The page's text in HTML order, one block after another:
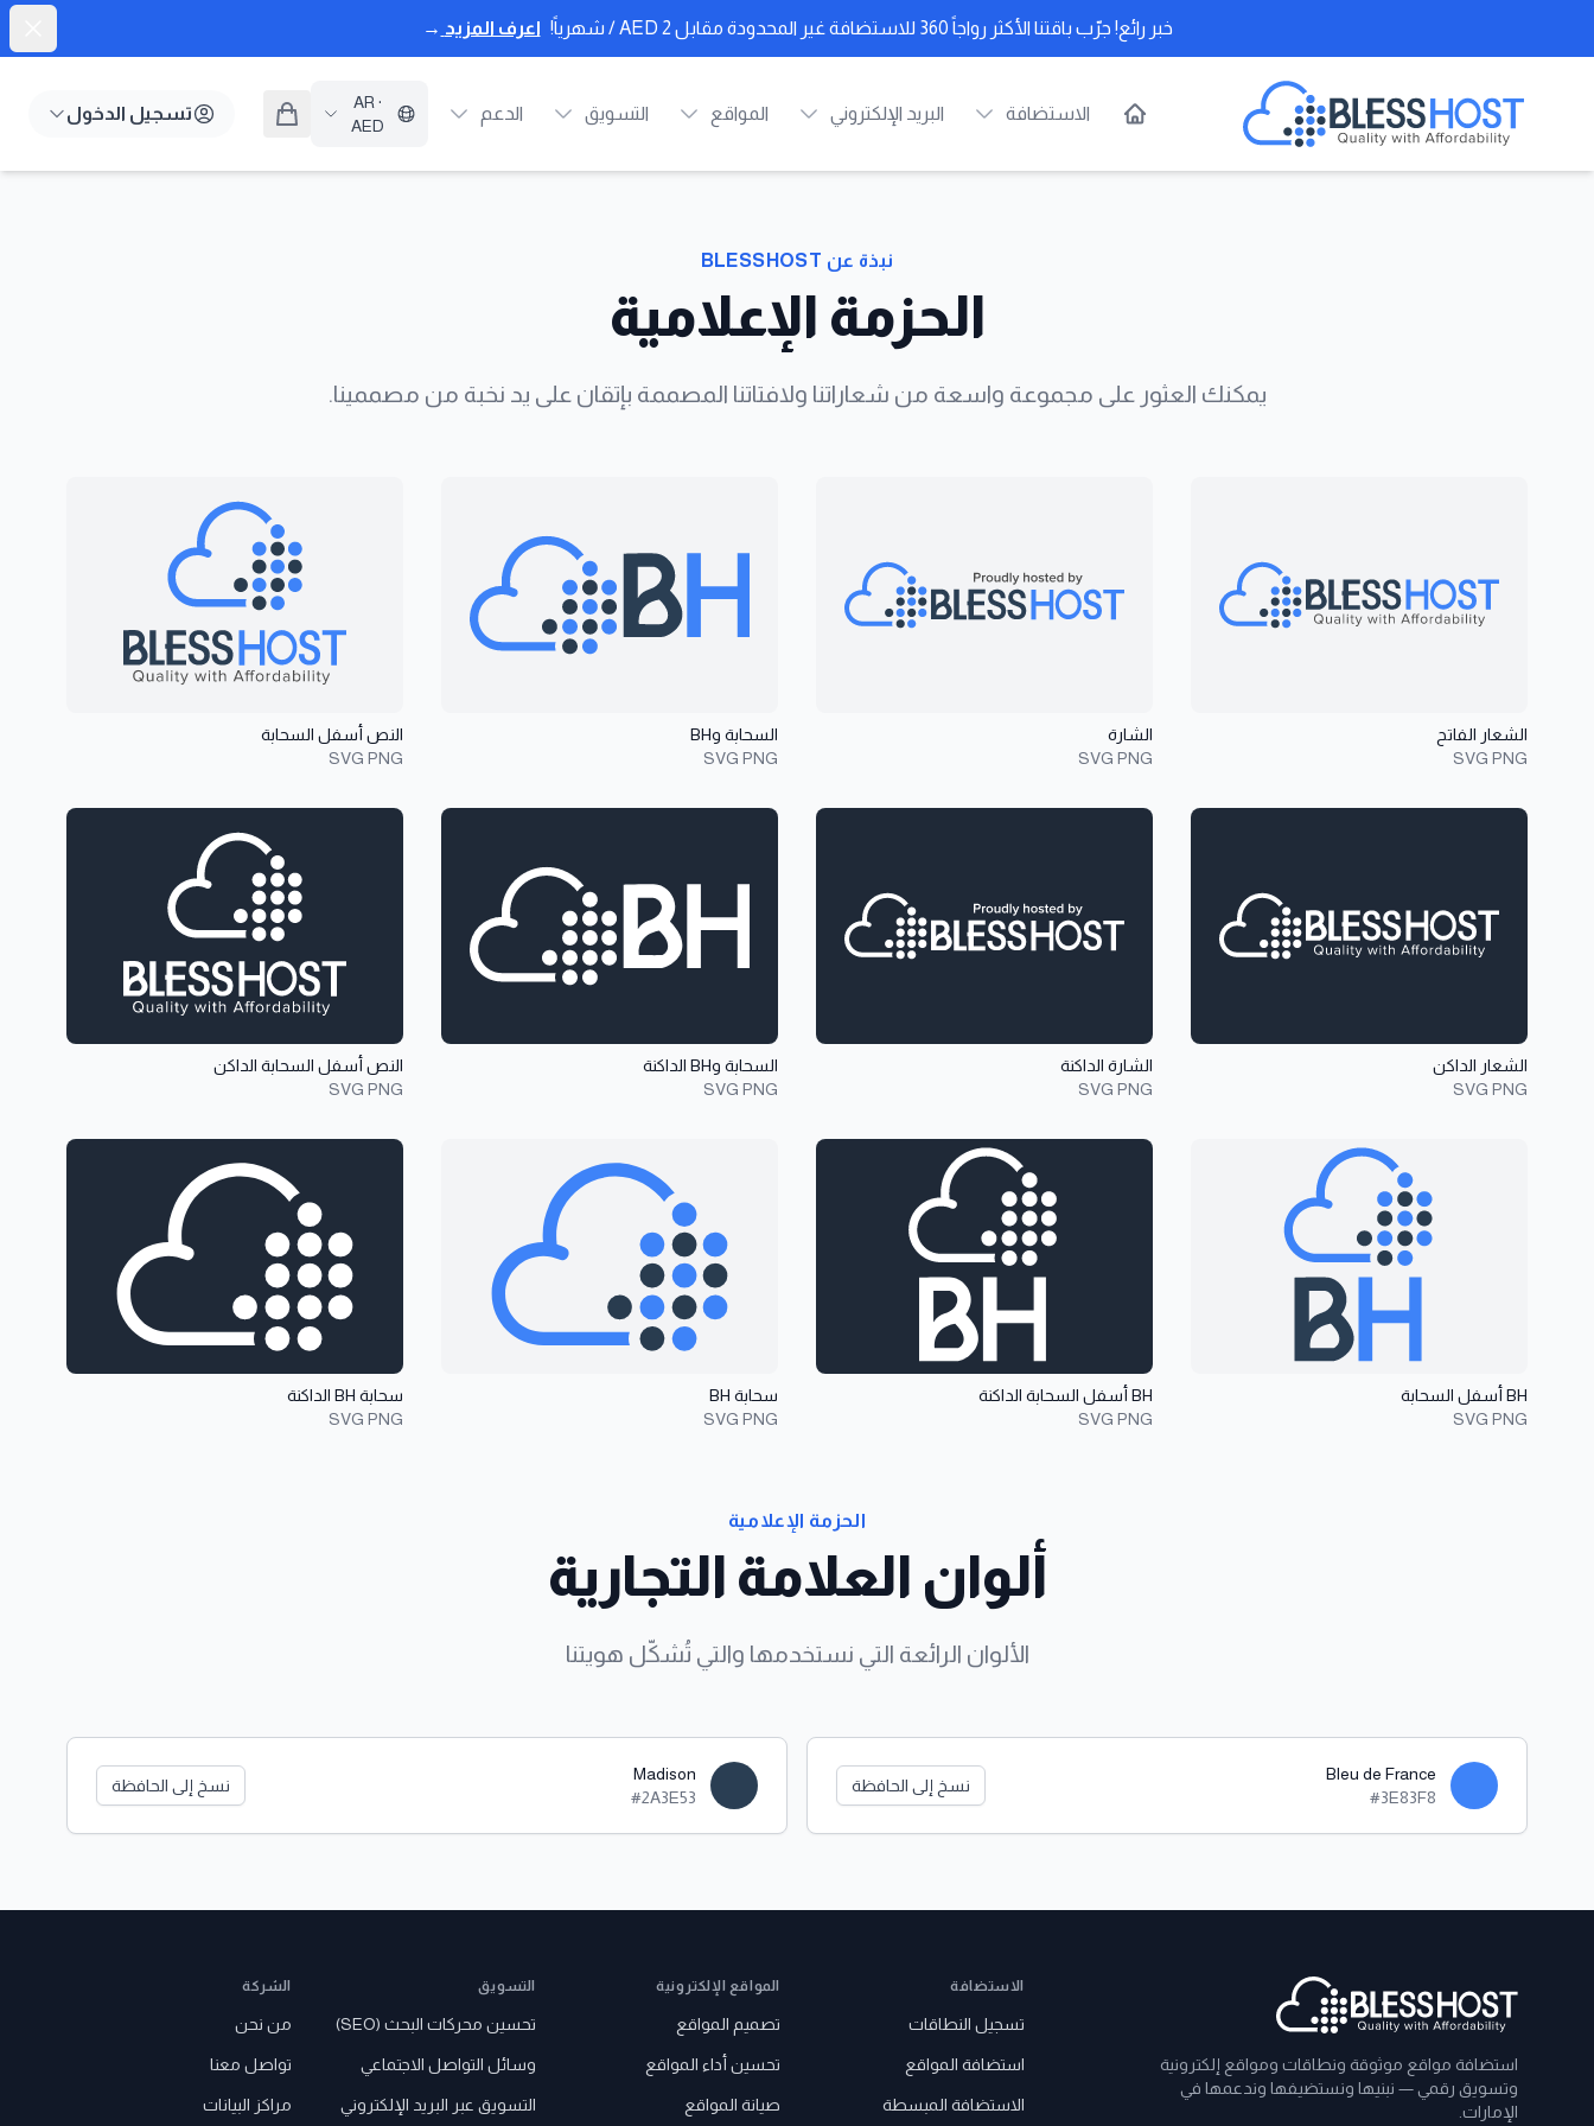
خبر رائع! جرّب باقتنا الأكثر رواجاً 360 للاستضافة غير المحدودة مقابل AED 2 / شهرياً! اعرف المزيد →
BlessHost
الرئيسية
الاستضافة البريد الإلكتروني المواقع التسويق الدعم
AR ·
AED
تسجيل الدخول
نبذة عن BLESSHOST
الحزمة الإعلامية
يمكنك العثور على مجموعة واسعة من شعاراتنا ولافتاتنا المصممة بإتقان على يد نخبة من مصممينا.
الشعار الفاتح
SVG PNG
الشارة
SVG PNG
السحابة وBH
SVG PNG
النص أسفل السحابة
SVG PNG
عرض تفاصيل الشعار الداكن
الشعار الداكن
SVG PNG
عرض تفاصيل الشارة الداكنة
الشارة الداكنة
SVG PNG
عرض تفاصيل السحابة وBH الداكنة
السحابة وBH الداكنة
SVG PNG
عرض تفاصيل النص أسفل السحابة الداكن
النص أسفل السحابة الداكن
SVG PNG
BH أسفل السحابة
SVG PNG
عرض تفاصيل BH أسفل السحابة الداكنة
BH أسفل السحابة الداكنة
SVG PNG
سحابة BH
SVG PNG
عرض تفاصيل سحابة BH الداكنة
سحابة BH الداكنة
SVG PNG
الحزمة الإعلامية
ألوان العلامة التجارية
الألوان الرائعة التي نستخدمها والتي تُشكّل هويتنا
Bleu de France
#3E83F8
نسخ إلى الحافظة
Madison
#2A3E53
نسخ إلى الحافظة
استضافة مواقع موثوقة ونطاقات ومواقع إلكترونية
وتسويق رقمي — نبنيها ونستضيفها وندعمها في
الإمارات.
الاستضافة
تسجيل النطاقات
استضافة المواقع
الاستضافة المبسطة
المواقع الإلكترونية
تصميم المواقع
تحسين أداء المواقع
صيانة المواقع
التسويق
تحسين محركات البحث (SEO)
وسائل التواصل الاجتماعي
التسويق عبر البريد الإلكتروني
الشركة
من نحن
تواصل معنا
مراكز البيانات